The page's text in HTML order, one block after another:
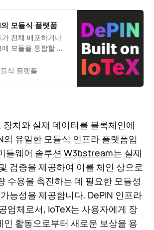
모듈식 플랫폼
전체 배포하거나
모듈을 통합할 수
식 플랫폼
장치와 실제 데이터를 블록체인에
의 유일한 모듈식 인프라 플랫폼입
들웨어 솔루션 W3bstream는 실제
검증을 제공하여 이를 체인 상으로
수용을 촉진하는 데 필요한 모듈성
능성을 제공합니다. DePIN 인프라
업체로서, IoTeX는 사용자에게 장
인 활동으로부터 새로운 보상을 용